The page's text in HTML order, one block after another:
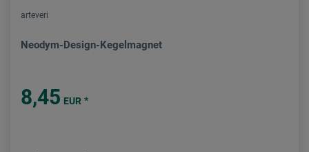
arteveri
Neodym-Design-Kegelmagnet
8,45 EUR *